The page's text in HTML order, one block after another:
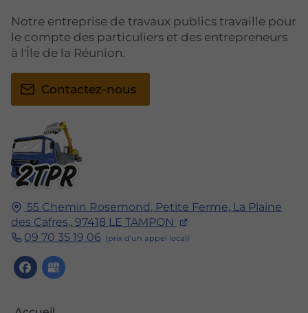
55 Chemin Rosemond, Petite Ferme, La Plaine
des Cafres,, 97418 LE TAMPON
09 70 35 19 06
Notre entreprise de travaux publics travaille pour
le compte des particuliers et des entrepreneurs
à l'Île de la Réunion.
Contactez-nous